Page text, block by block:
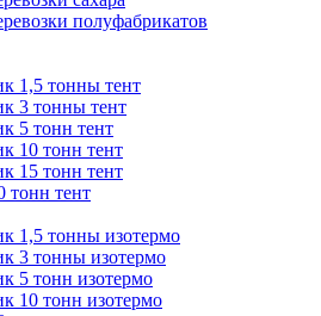
полуфабрикатов
1,5 тонны тент
3 тонны тент
5 тонн тент
10 тонн тент
15 тонн тент
тонн тент
1,5 тонны изотермо
3 тонны изотермо
5 тонн изотермо
10 тонн изотермо